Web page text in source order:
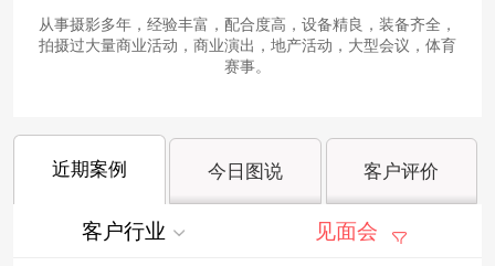
从事摄影多年，经验丰富，配合度高，设备精良，装备齐全，
拍摄过大量商业活动，商业演出，地产活动，大型会议，体育
赛事。
近期案例 今日图说 客户评价
客户行业 见面会